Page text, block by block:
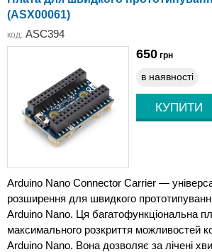
(ASX00061)
код: ASC394
650 грн
в наявності
Arduino Nano Connector Carrier —
розширення для швидкого
Arduino Nano. Ця багатофункціональна
максимального розкриття можливостей
Arduino Nano. Вона дозволяє за лічені